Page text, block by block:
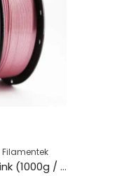
Filamentek
FilaFox PET-G Pink (1000g / 1,75mm)